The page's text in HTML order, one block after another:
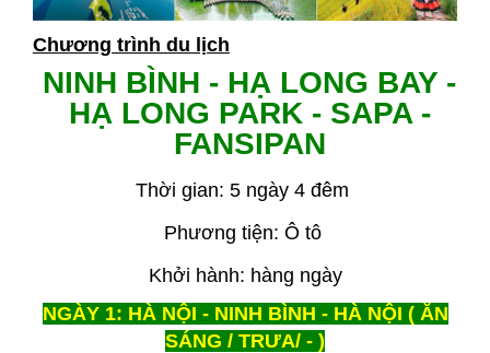
Chương trình du lịch
NINH BÌNH - HẠ LONG BAY -
HẠ LONG PARK - SAPA -
FANSIPAN
Thời gian: 5 ngày 4 đêm
Phương tiện: Ô tô
Khởi hành: hàng ngày
NGÀY 1: HÀ NỘI - NINH BÌNH - HÀ NỘI ( ĂN
SÁNG / TRƯA/ - )